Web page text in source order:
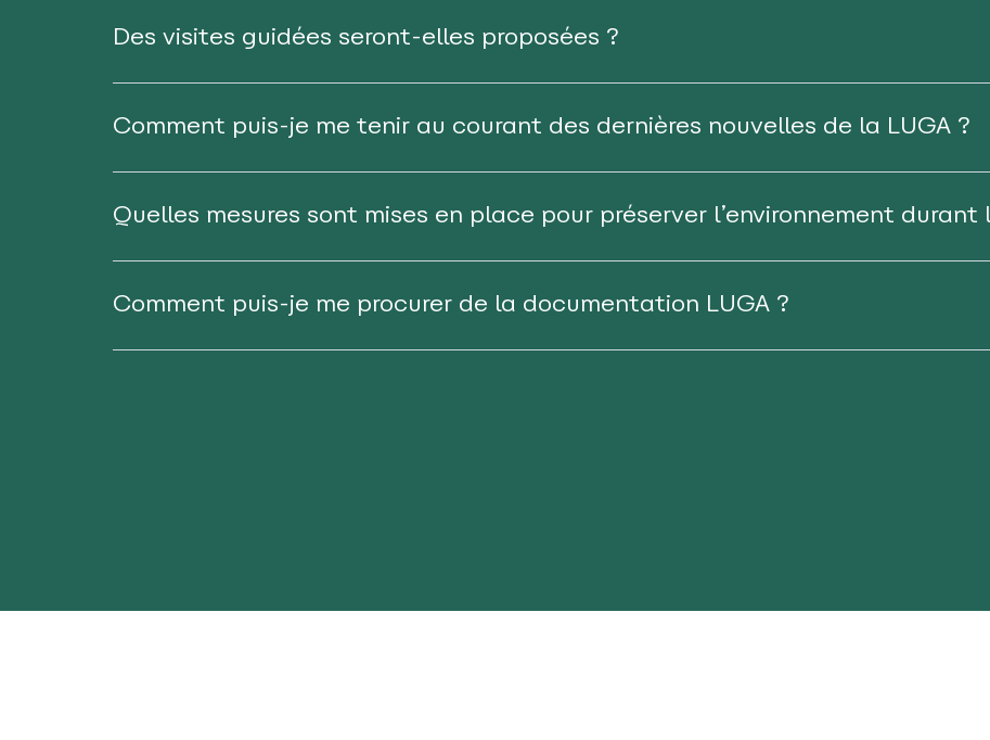
Des visites guidées seront-elles proposées ?
Comment puis-je me tenir au courant des dernières nouvelles de la LUGA ?
Quelles mesures sont mises en place pour préserver l’environnement durant
Comment puis-je me procurer de la documentation LUGA ?